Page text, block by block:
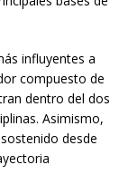
influyentes a
compuesto de
dentro del dos
Asimismo,
desde